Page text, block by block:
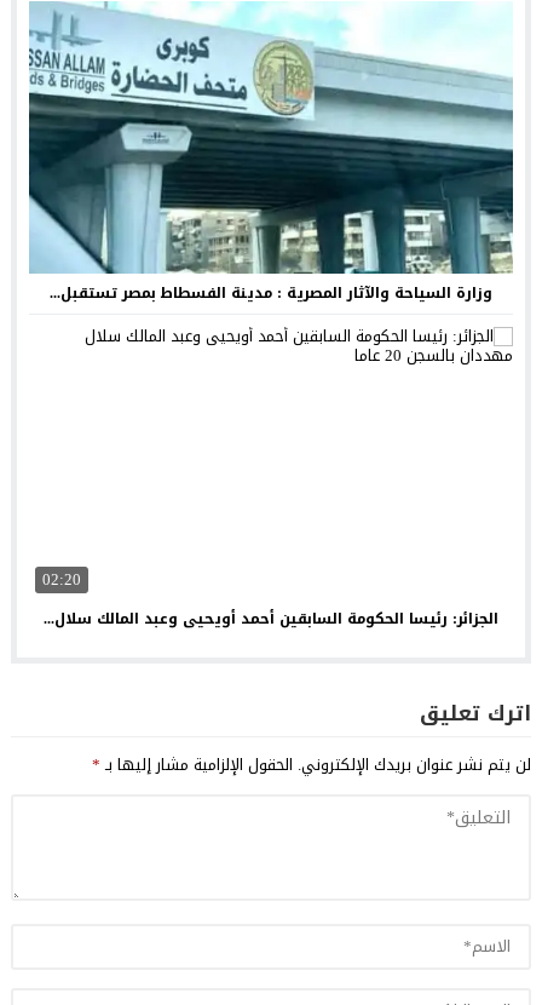
وزارة السياحة والآثار المصرية : مدينة الفسطاط بمصر تستقبل...
02:20
الجزائر: رئيسا الحكومة السابقين أحمد أويحيى وعبد المالك سلال...
اترك تعليق
لن يتم نشر عنوان بريدك الإلكتروني. الحقول الإلزامية مشار إليها بـ*